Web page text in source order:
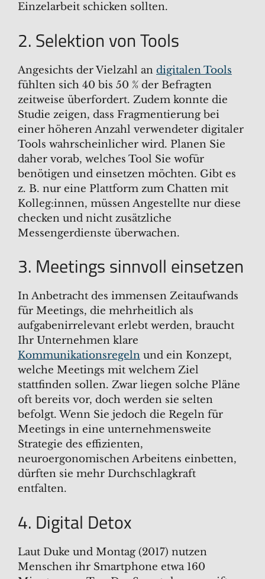
Einzelarbeit schicken sollten.
2. Selektion von Tools
Angesichts der Vielzahl an digitalen Tools
fühlten sich 40 bis 50 % der Befragten
zeitweise überfordert. Zudem konnte die
Studie zeigen, dass Fragmentierung bei
einer höheren Anzahl verwendeter digitaler
Tools wahrscheinlicher wird. Planen Sie
daher vorab, welches Tool Sie wofür
benötigen und einsetzen möchten. Gibt es
z. B. nur eine Plattform zum Chatten mit
Kolleg:innen, müssen Angestellte nur diese
checken und nicht zusätzliche
Messengerdienste überwachen.
3. Meetings sinnvoll einsetzen
In Anbetracht des immensen Zeitaufwands
für Meetings, die mehrheitlich als
aufgabenirrelevant erlebt werden, braucht
Ihr Unternehmen klare
Kommunikationsregeln und ein Konzept,
welche Meetings mit welchem Ziel
stattfinden sollen. Zwar liegen solche Pläne
oft bereits vor, doch werden sie selten
befolgt. Wenn Sie jedoch die Regeln für
Meetings in eine unternehmensweite
Strategie des effizienten,
neuroergonomischen Arbeitens einbetten,
dürften sie mehr Durchschlagkraft
entfalten.
4. Digital Detox
Laut Duke und Montag (2017) nutzen
Menschen ihr Smartphone etwa 160